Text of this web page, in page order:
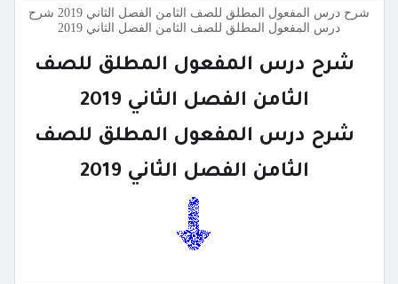
شرح درس المفعول المطلق للصف الثامن الفصل الثاني 2019 شرح
درس المفعول المطلق للصف الثامن الفصل الثاني 2019
شرح درس المفعول المطلق للصف
الثامن الفصل الثاني 2019
شرح درس المفعول المطلق للصف
الثامن الفصل الثاني 2019